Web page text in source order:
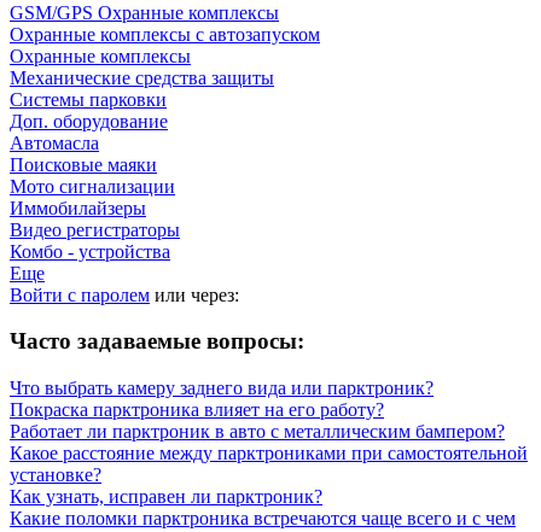
GSM/GPS Охранные комплексы
Охранные комплексы с автозапуском
Охранные комплексы
Механические средства защиты
Системы парковки
Доп. оборудование
Автомасла
Поисковые маяки
Мото сигнализации
Иммобилайзеры
Видео регистраторы
Комбо - устройства
Еще
Войти с паролем или через:
Часто задаваемые вопросы:
Что выбрать камеру заднего вида или парктроник?
Покраска парктроника влияет на его работу?
Работает ли парктроник в авто с металлическим бампером?
Какое расстояние между парктрониками при самостоятельной
установке?
Как узнать, исправен ли парктроник?
Какие поломки парктроника встречаются чаще всего и с чем